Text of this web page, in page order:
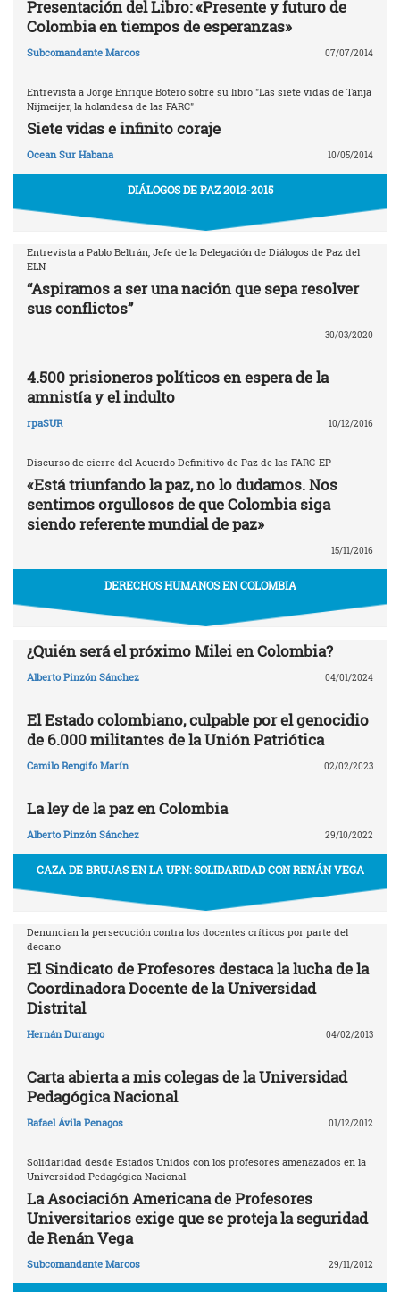
Presentación del Libro: «Presente y futuro de
Colombia en tiempos de esperanzas»
Subcomandante Marcos 07/07/2014
Entrevista a Jorge Enrique Botero sobre su libro "Las siete vidas de Tanja
Nijmeijer, la holandesa de las FARC"
Siete vidas e infinito coraje
Ocean Sur Habana 10/05/2014
DIÁLOGOS DE PAZ 2012-2015
Entrevista a Pablo Beltrán, Jefe de la Delegación de Diálogos de Paz del
ELN
“Aspiramos a ser una nación que sepa resolver
sus conflictos”
30/03/2020
4.500 prisioneros políticos en espera de la
amnistía y el indulto
rpaSUR 10/12/2016
Discurso de cierre del Acuerdo Definitivo de Paz de las FARC-EP
«Está triunfando la paz, no lo dudamos. Nos
sentimos orgullosos de que Colombia siga
siendo referente mundial de paz»
15/11/2016
DERECHOS HUMANOS EN COLOMBIA
¿Quién será el próximo Milei en Colombia?
Alberto Pinzón Sánchez 04/01/2024
El Estado colombiano, culpable por el genocidio
de 6.000 militantes de la Unión Patriótica
Camilo Rengifo Marín 02/02/2023
La ley de la paz en Colombia
Alberto Pinzón Sánchez 29/10/2022
CAZA DE BRUJAS EN LA UPN: SOLIDARIDAD CON RENÁN VEGA
Denuncian la persecución contra los docentes críticos por parte del
decano
El Sindicato de Profesores destaca la lucha de la
Coordinadora Docente de la Universidad
Distrital
Hernán Durango 04/02/2013
Carta abierta a mis colegas de la Universidad
Pedagógica Nacional
Rafael Ávila Penagos 01/12/2012
Solidaridad desde Estados Unidos con los profesores amenazados en la
Universidad Pedagógica Nacional
La Asociación Americana de Profesores
Universitarios exige que se proteja la seguridad
de Renán Vega
Subcomandante Marcos 29/11/2012